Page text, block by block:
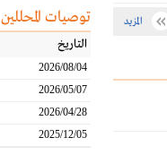
المزيد توصيات المحللين
التاريخ
2026/08/04
2026/05/07
2026/04/28
2025/12/05